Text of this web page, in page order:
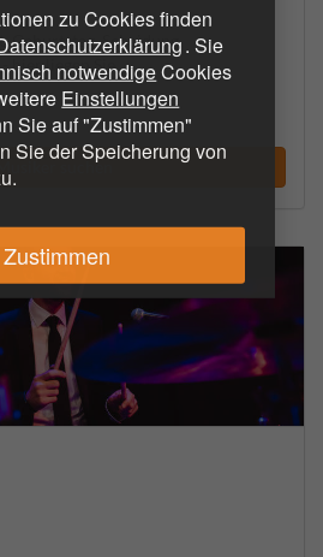
zu Cookies finden
. Sie
notwendigeCookies
Einstellungen
Sie auf "Zustimmen"
Sie der Speicherung von
Zustimmen
Geburtstag, Scheidung,
hier liegen Sie...
Musiker suchen